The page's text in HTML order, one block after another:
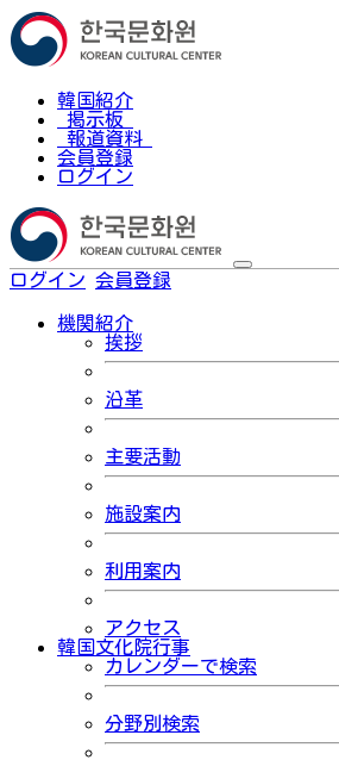
韓国紹介
掲示板
報道資料
会員登録
ログイン
ログイン 会員登録
機関紹介
挨拶
沿革
主要活動
施設案内
利用案内
アクセス
韓国文化院行事
カレンダーで検索
分野別検索